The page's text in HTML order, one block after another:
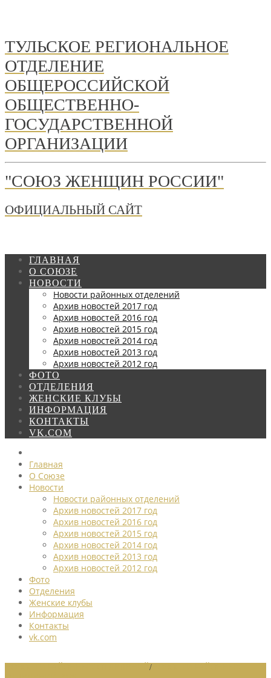
ТУЛЬСКОЕ РЕГИОНАЛЬНОЕ
ОТДЕЛЕНИЕ
ОБЩЕРОССИЙСКОЙ
ОБЩЕСТВЕННО-
ГОСУДАРСТВЕННОЙ
ОРГАНИЗАЦИИ
"СОЮЗ ЖЕНЩИН РОССИИ"
ОФИЦИАЛЬНЫЙ САЙТ
ГЛАВНАЯ
О СОЮЗЕ
НОВОСТИ
Новости районных отделений
Архив новостей 2017 год
Архив новостей 2016 год
Архив новостей 2015 год
Архив новостей 2014 год
Архив новостей 2013 год
Архив новостей 2012 год
ФОТО
ОТДЕЛЕНИЯ
ЖЕНСКИЕ КЛУБЫ
ИНФОРМАЦИЯ
КОНТАКТЫ
VK.COM
Главная
О Союзе
Новости
Новости районных отделений
Архив новостей 2017 год
Архив новостей 2016 год
Архив новостей 2015 год
Архив новостей 2014 год
Архив новостей 2013 год
Архив новостей 2012 год
Фото
Отделения
Женские клубы
Информация
Контакты
vk.com
/